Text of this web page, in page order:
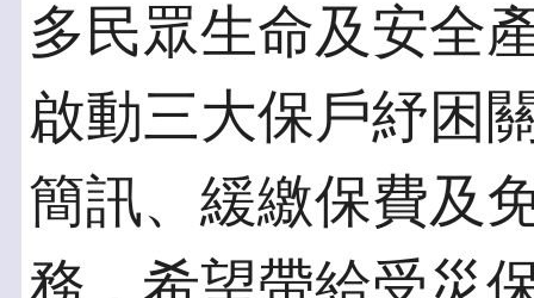
多民眾生命及安全
啟動三大保戶紓困
簡訊、緩繳保費及